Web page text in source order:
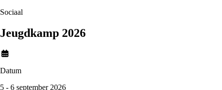
Sociaal
Jeugdkamp 2026
Datum
5 - 6 september 2026